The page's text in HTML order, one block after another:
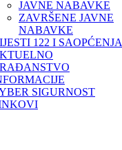
JAVNE NABAVKE
ZAVRŠENE JAVNE
NABAVKE
122 I SAOPĆENJA
SIGURNOST